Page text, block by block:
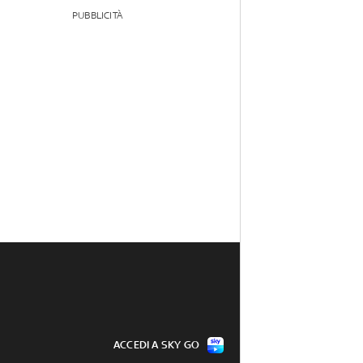
PUBBLICITÀ
ACCEDI A SKY GO